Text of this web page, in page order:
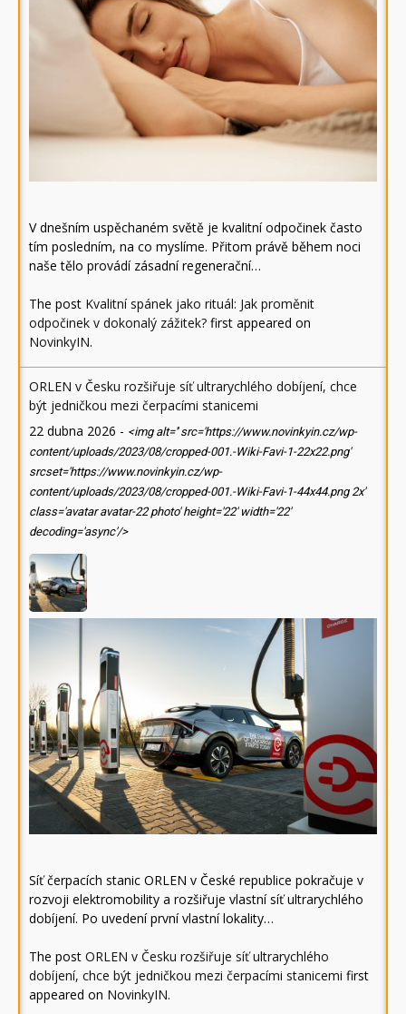
V dnešním uspěchaném světě je kvalitní odpočinek často
tím posledním, na co myslíme. Přitom právě během noci
naše tělo provádí zásadní regenerační…
The post Kvalitní spánek jako rituál: Jak proměnit
odpočinek v dokonalý zážitek? first appeared on
NovinkyIN.
ORLEN v Česku rozšiřuje síť ultrarychlého dobíjení, chce
být jedničkou mezi čerpacími stanicemi
22 dubna 2026 - <img alt='' src='https://www.novinkyin.cz/wp-
content/uploads/2023/08/cropped-001.-Wiki-Favi-1-22x22.png'
srcset='https://www.novinkyin.cz/wp-
content/uploads/2023/08/cropped-001.-Wiki-Favi-1-44x44.png 2x'
class='avatar avatar-22 photo' height='22' width='22'
decoding='async'/>
Síť čerpacích stanic ORLEN v České republice pokračuje v
rozvoji elektromobility a rozšiřuje vlastní síť ultrarychlého
dobíjení. Po uvedení první vlastní lokality…
The post ORLEN v Česku rozšiřuje síť ultrarychlého
dobíjení, chce být jedničkou mezi čerpacími stanicemi first
appeared on NovinkyIN.